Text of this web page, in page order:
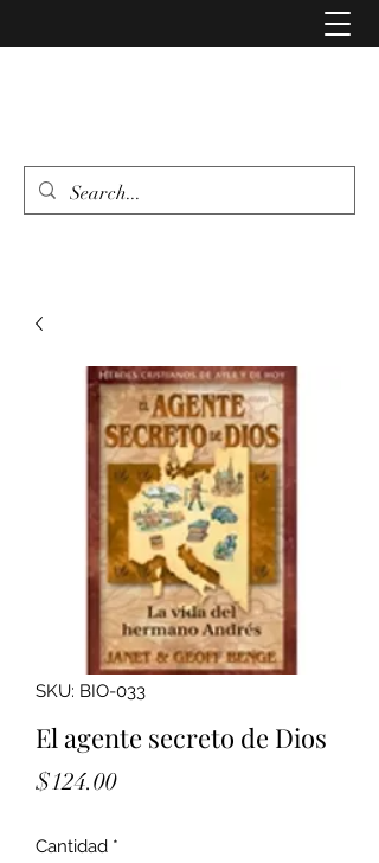
SKU: BIO-033
El agente secreto de Dios
$124.00Precio
Cantidad *